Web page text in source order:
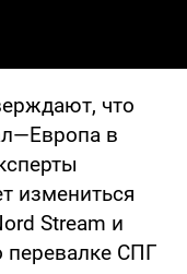
что
в
измениться
Stream и
перевалке СПГ